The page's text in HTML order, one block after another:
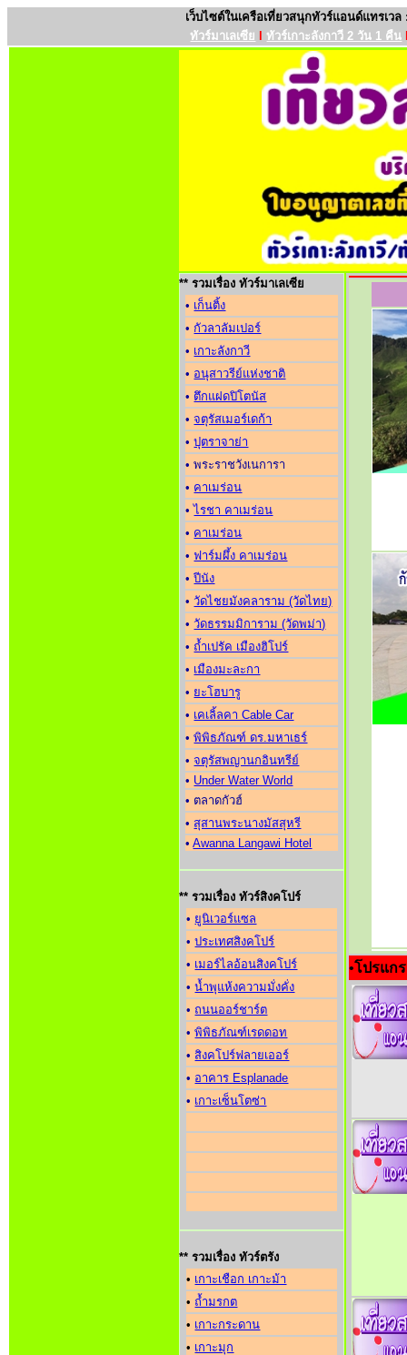
เว็บไซต์ในเครือเที่ยวสนุกทัวร์แอนด์แทรเว
ทัวร์มาเลเซีย
ทัวร์เกาะลังกาวี 2 วัน 1 คืน
** รวมเรื่อง ทัวร์มาเลเซีย
• เก็นติ้ง
• กัวลาลัมเปอร์
• เกาะลังกาวี
• อนุสาวรีย์แห่งชาติ
• ตึกแฝดปิโตนัส
•จตุรัสเมอร์เดก้า
•ปุตราจาย่า
• พระราชวังเนการา
• คาเมร่อน
•ไรชา คาเมร่อน
• คาเมร่อน
•ฟาร์มผึ้ง คาเมร่อน
•ปีนัง
•วัดไชยมังคลาราม (วัดไทย)
•วัดธรรมมิการาม (วัดพม่า)
• ถ้ำเปรัค เมืองฮิโปร์
• เมืองมะละกา
• ยะโฮบารู
• เคเลิ้ลคา Cable Car
•พิพิธภัณฑ์ ดร.มหาเธร์
•จตุรัสพญานกอินทรีย์
• Under Water World
• ตลาดกัวฮ์
•สุสานพระนางมัสสุหรี
•Awanna Langawi Hotel
** รวมเรื่อง ทัวร์สิงคโปร์
• ยูนิเวอร์แซล
• ประเทศสิงคโปร์
• เมอร์ไลอ้อนสิงคโปร์
• น้ำพุแห้งความมั่งคั่ง
• ถนนออร์ชาร์ต
• พิพิธภัณฑ์เรดดอท
• สิงคโปร์ฟลายเออร์
• อาคาร Esplanade
• เกาะเซ็นโตซ่า
** รวมเรื่อง ทัวร์ตรัง
• เกาะเชือก เกาะม้า
• ถ้ำมรกต
• เกาะกระดาน
• เกาะมุก
•โปรแก